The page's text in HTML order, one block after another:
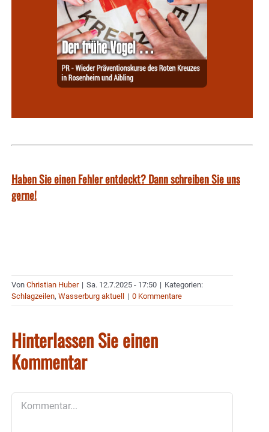
Haben Sie einen Fehler entdeckt? Dann schreiben Sie uns
gerne!
Von Christian Huber | Sa. 12.7.2025 - 17:50 | Kategorien:
Schlagzeilen, Wasserburg aktuell | 0 Kommentare
Hinterlassen Sie einen
Kommentar